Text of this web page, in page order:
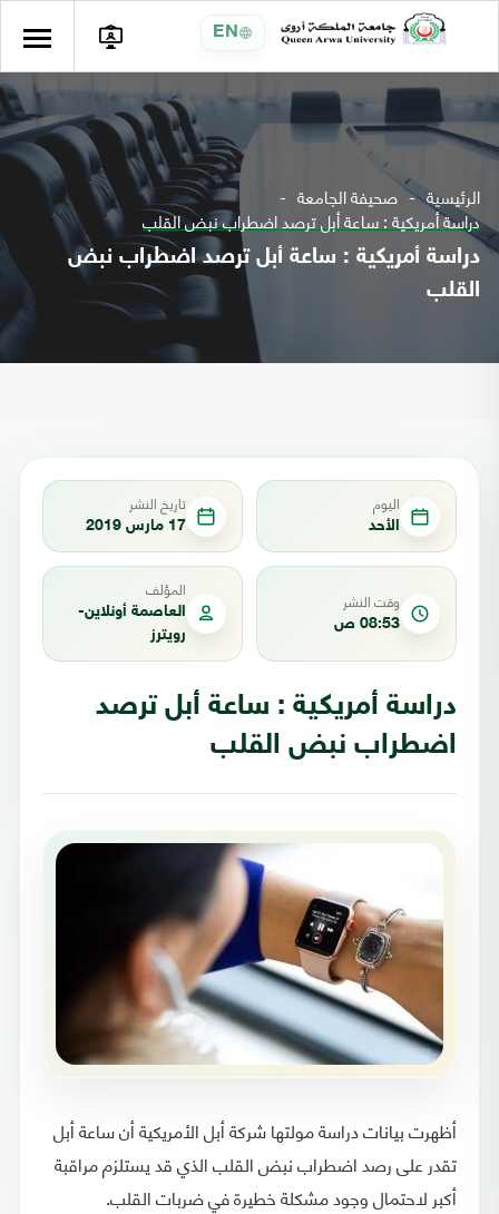
EN
الرئيسية صحيفة الجامعة
دراسة أمريكية : ساعة أبل ترصد اضطراب نبض القلب
دراسة أمريكية : ساعة أبل ترصد اضطراب نبض
القلب
اليوم
الأحد
تاريخ النشر
17 مارس 2019
وقت النشر
08:53 ص
المؤلف
العاصمة أونلاين-
رويترز
دراسة أمريكية : ساعة أبل ترصد
اضطراب نبض القلب
أظهرت بيانات دراسة مولتها شركة أبل الأمريكية أن ساعة أبل
تقدر على رصد اضطراب نبض القلب الذي قد يستلزم مراقبة
أكبر لاحتمال وجود مشكلة خطيرة في ضربات القلب.